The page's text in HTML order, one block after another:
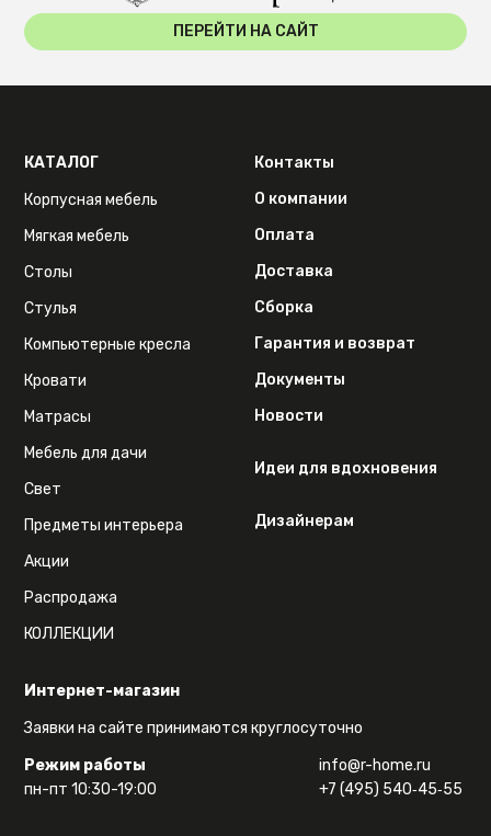
ПЕРЕЙТИ НА САЙТ
Интернет-магазин
Заявки на сайте принимаются круглосуточно
Режим работы
пн-пт 10:30-19:00
info@r-home.ru
+7 (495) 540‑45‑55
КАТАЛОГ
Корпусная мебель
Мягкая мебель
Столы
Стулья
Компьютерные кресла
Кровати
Матрасы
Мебель для дачи
Свет
Предметы интерьера
Акции
Распродажа
КОЛЛЕКЦИИ
Контакты
О компании
Оплата
Доставка
Сборка
Гарантия и возврат
Документы
Новости
Идеи для вдохновения
Дизайнерам